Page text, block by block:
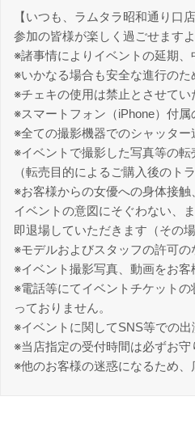
【いつも、ラムタラ昭和通り口
参加の皆様が楽しく過ごせます
※諸事情によりイベントの延期
※いかなる場合も安全な進行の
※チェキの使用は禁止とさせてい
※スマートフォン（iPhone）付
※全ての撮影機器でのシャッタ
※イベントで撮影した写真等の
（転売目的によるご購入後のト
※お客様からの女優への身体接
イベントの意図にそぐわない、
即退場していただきます（その
※モデルおよびスタッフの許可
※イベント撮影写真、動画をお
※電話等にてイベントチケット
っておりません。
※イベントに関してSNS等での
※当店指定の受付時間は必ずお守
※他のお客様の迷惑になるため